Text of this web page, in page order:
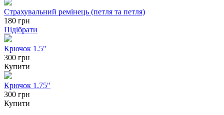
Страхувальний ремінець (петля та петля)
180 грн
Підібрати
Крючок 1.5"
300 грн
Купити
Крючок 1.75"
300 грн
Купити